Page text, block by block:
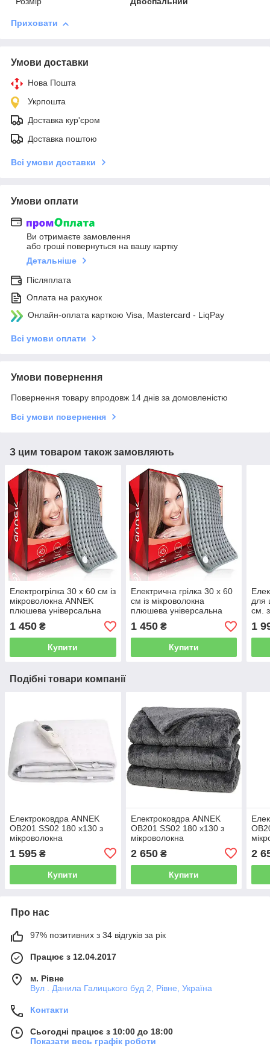
Приховати
Умови доставки
Нова Пошта
Укрпошта
Доставка кур'єром
Доставка поштою
Всі умови доставки
Умови оплати
Ви отримаєте замовлення
або гроші повернуться на вашу картку
Детальніше
Післяплата
Оплата на рахунок
Онлайн-оплата карткою Visa, Mastercard - LiqPay
Всі умови оплати
Умови повернення
Повернення товару впродовж 14 днів за домовленістю
Всі умови повернення
З цим товаром також замовляють
Електрогрілка 30 х 60 см із
мікроволокна ANNEK
плюшева універсальна
1 450 ₴
Купити
Електрична грілка 30 х 60
см із мікроволокна
плюшева універсальна
мийна з автоматичним
вимкненням
1 450₴
Купити
для
см.
1
Подібні товари компанії
Електроковдра ANNEK
OB201 SS02 180 x130 з
мікроволокна
1 595 ₴
Купити
Електроковдра ANNEK
OB201 SS02 180 x130 з
мікроволокна
2 650₴
Купити
2
Про нас
97% позитивних з 34 відгуків за рік
Працює з 12.04.2017
м. Рівне
Вул . Данила Галицького буд 2, Рівне, Україна
Контакти
Сьогодні працює з 10:00 до 18:00
Показати весь графік роботи